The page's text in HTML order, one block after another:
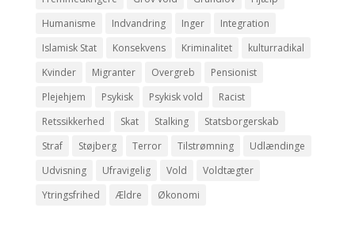
Humanisme
Indvandring Inger
Integration
Islamisk Stat
Konsekvens Kriminalitet
kulturradikal
Kvinder
Migranter Overgreb
Pensionist
Plejehjem
Psykisk Psykisk vold
Racist
Retssikkerhed
Skat Stalking
Statsborgerskab
Straf
Støjberg Terror Tilstrømning
Udlændinge
Udvisning
Ufravigelig Vold
Voldtægter
Ytringsfrihed
Ældre Økonomi